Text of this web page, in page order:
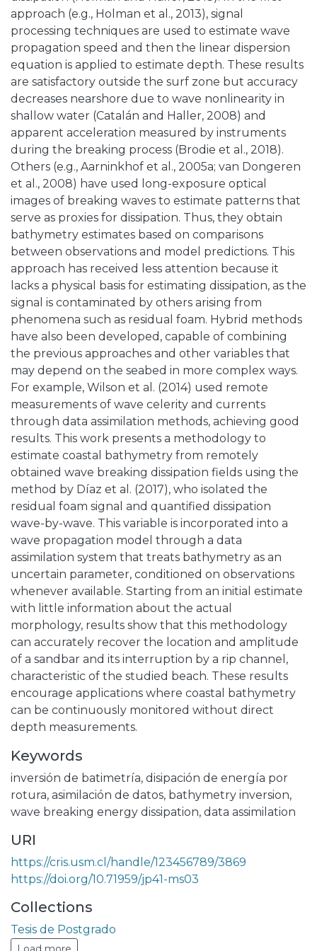
approach (e.g., Holman et al., 2013), signal
processing techniques are used to estimate wave
propagation speed and then the linear dispersion
equation is applied to estimate depth. These results
are satisfactory outside the surf zone but accuracy
decreases nearshore due to wave nonlinearity in
shallow water (Catalán and Haller, 2008) and
apparent acceleration measured by instruments
during the breaking process (Brodie et al., 2018).
Others (e.g., Aarninkhof et al., 2005a; van Dongeren
et al., 2008) have used long-exposure optical
images of breaking waves to estimate patterns that
serve as proxies for dissipation. Thus, they obtain
bathymetry estimates based on comparisons
between observations and model predictions. This
approach has received less attention because it
lacks a physical basis for estimating dissipation, as the
signal is contaminated by others arising from
phenomena such as residual foam. Hybrid methods
have also been developed, capable of combining
the previous approaches and other variables that
may depend on the seabed in more complex ways.
For example, Wilson et al. (2014) used remote
measurements of wave celerity and currents
through data assimilation methods, achieving good
results. This work presents a methodology to
estimate coastal bathymetry from remotely
obtained wave breaking dissipation fields using the
method by Díaz et al. (2017), who isolated the
residual foam signal and quantified dissipation
wave-by-wave. This variable is incorporated into a
wave propagation model through a data
assimilation system that treats bathymetry as an
uncertain parameter, conditioned on observations
whenever available. Starting from an initial estimate
with little information about the actual
morphology, results show that this methodology
can accurately recover the location and amplitude
of a sandbar and its interruption by a rip channel,
characteristic of the studied beach. These results
encourage applications where coastal bathymetry
can be continuously monitored without direct
depth measurements.
Keywords
inversión de batimetría, disipación de energía por
rotura, asimilación de datos, bathymetry inversion,
wave breaking energy dissipation, data assimilation
URI
https://cris.usm.cl/handle/123456789/3869
https://doi.org/10.71959/jp41-ms03
Collections
Tesis de Postgrado